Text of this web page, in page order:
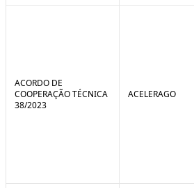
ACORDO DE
COOPERAÇÃO TÉCNICA
38/2023
ACELERAGO